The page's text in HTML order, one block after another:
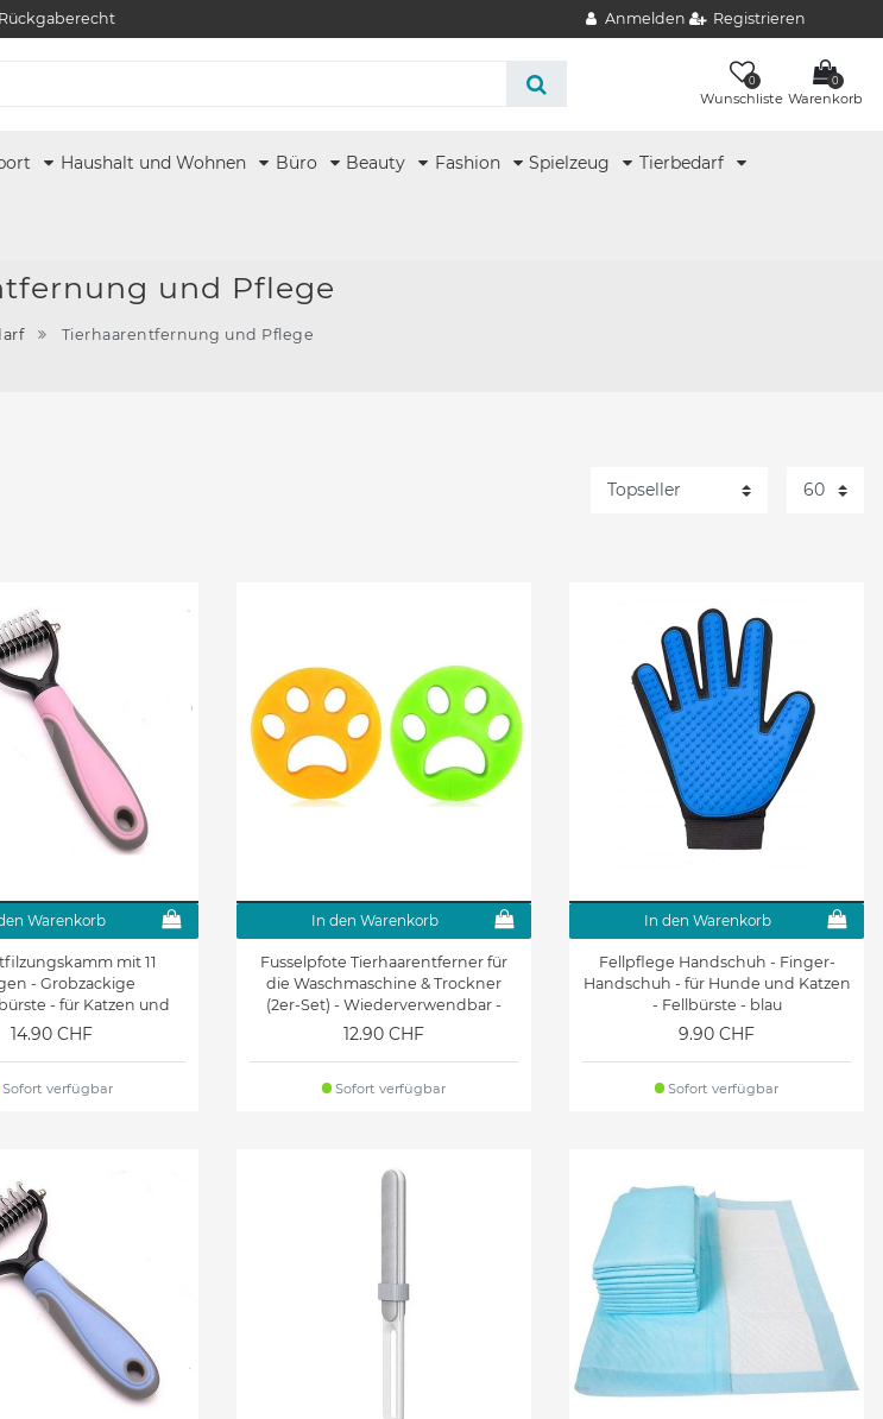
Anmelden Registrieren
0
Wunschliste
0
Warenkorb
Haushalt und Wohnen Büro Beauty Fashion Spielzeug Tierbedarf
und Pflege
Tierhaarentfernung und Pflege
Warenkorb
mit 11
- Grobzackige
- für Katzen und
- Size S - rosa
14.90 CHF
Sofort verfügbar
In den Warenkorb
Fusselpfote Tierhaarentferner für
die Waschmaschine & Trockner
(2er-Set) - Wiederverwendbar -
Haustier Haarentferner - grün/gelb
12.90 CHF
Sofort verfügbar
In den Warenkorb
Fellpflege Handschuh - Finger-
Handschuh - für Hunde und Katzen
- Fellbürste - blau
9.90 CHF
Sofort verfügbar